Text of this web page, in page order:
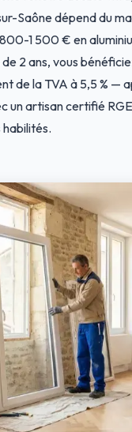
Saône dépend du
1 500 € en
2 ans, vous
de la TVA à 5,5 % —
un artisan certifié